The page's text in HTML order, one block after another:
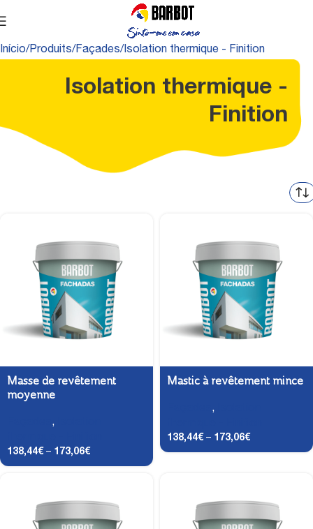
Início Produits Façades Isolation thermique - Finition
Isolation thermique -
Finition
Masse de revêtement
moyenne
,
138,44€ – 173,06€
Mastic à revêtement mince
,
138,44€ – 173,06€